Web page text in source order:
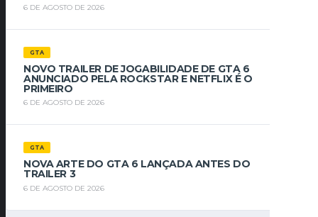
6 DE AGOSTO DE 2026
GTA
NOVO TRAILER DE JOGABILIDADE DE GTA 6
ANUNCIADO PELA ROCKSTAR E NETFLIX É O
PRIMEIRO
6 DE AGOSTO DE 2026
GTA
NOVA ARTE DO GTA 6 LANÇADA ANTES DO
TRAILER 3
6 DE AGOSTO DE 2026